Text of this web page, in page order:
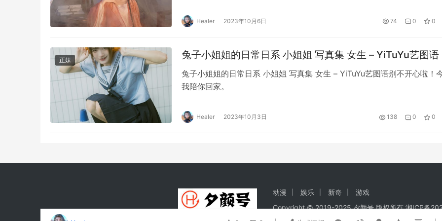
Healer 2023年10月6日 74 0 0
正妹 兔子小姐姐的日常日系 小姐姐 写真集 女生 – YiTuYu艺图语
兔子小姐姐的日常日系 小姐姐 写真集 女生 – YiTuYu艺图语别不开心啦！
我陪你回家。
Healer 2023年10月3日 138 0 0
动漫 娱乐 新奇
游戏
Copyright © 2019-2025 夕颜号 版权所有湘ICP备